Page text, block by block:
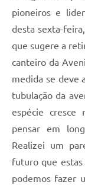
pioneiros e
desta sexta-
que sugere a
canteiro da
medida se deve
tubulação da
espécie cresce
pensar em
Realizei um
futuro que estas
podemos fazer